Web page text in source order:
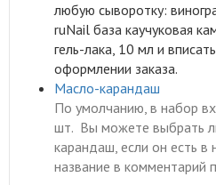
любую сыворотку:
ruNail база каучуковая
гель-лака, 10 мл и
оформлении заказа.
Масло-карандаш
По умолчанию, в набор
шт. Вы можете выбрать
карандаш, если он есть в
название в комментарий